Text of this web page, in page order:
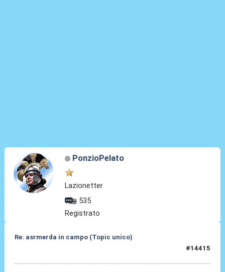
PonzioPelato
Lazionetter
535
Registrato
Re: asrmerda in campo (Topic unico)
#14415